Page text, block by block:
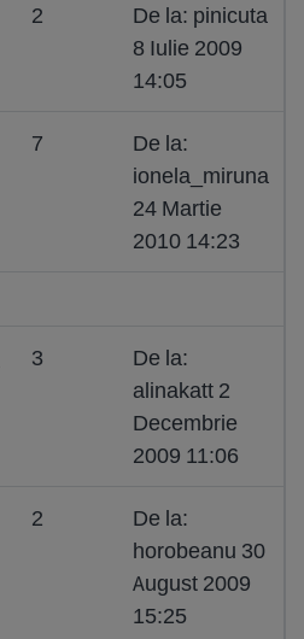
2
De la: pinicuta
8 Iulie 2009
14:05
7
De la:
ionela_miruna
24 Martie
2010 14:23
3
De la:
alinakatt 2
Decembrie
2009 11:06
2
De la:
horobeanu 30
August 2009
15:25